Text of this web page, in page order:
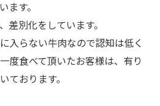
ます。
差別化をしています。
入らない牛肉なので認知は低く
度食べて頂いたお客様は、有り
ております。